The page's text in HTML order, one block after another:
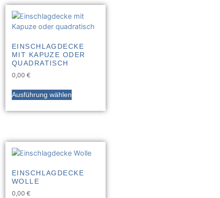
EINSCHLAGDECKE
MIT KAPUZE ODER
QUADRATISCH
0,00 €
Ausführung wählen
EINSCHLAGDECKE
WOLLE
0,00 €